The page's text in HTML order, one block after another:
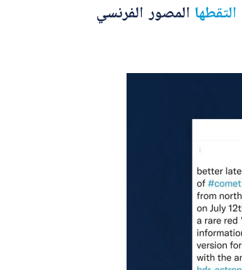
التقطها المصور الفرنسي